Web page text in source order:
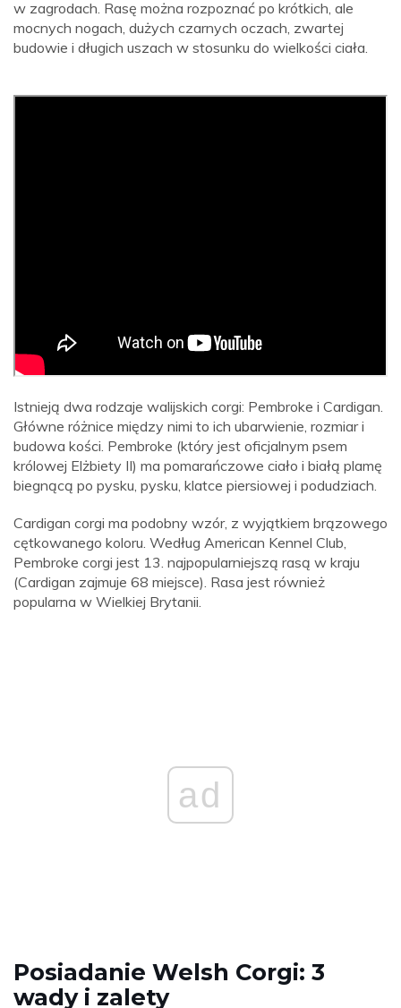
w zagrodach. Rasę można rozpoznać po krótkich, ale
mocnych nogach, dużych czarnych oczach, zwartej
budowie i długich uszach w stosunku do wielkości ciała.
Istnieją dwa rodzaje walijskich corgi: Pembroke i Cardigan.
Główne różnice między nimi to ich ubarwienie, rozmiar i
budowa kości. Pembroke (który jest oficjalnym psem
królowej Elżbiety II) ma pomarańczowe ciało i białą plamę
biegnącą po pysku, pysku, klatce piersiowej i podudziach.
Cardigan corgi ma podobny wzór, z wyjątkiem brązowego
cętkowanego koloru. Według American Kennel Club,
Pembroke corgi jest 13. najpopularniejszą rasą w kraju
(Cardigan zajmuje 68 miejsce). Rasa jest również
popularna w Wielkiej Brytanii.
ad
Posiadanie Welsh Corgi: 3
wady i zalety